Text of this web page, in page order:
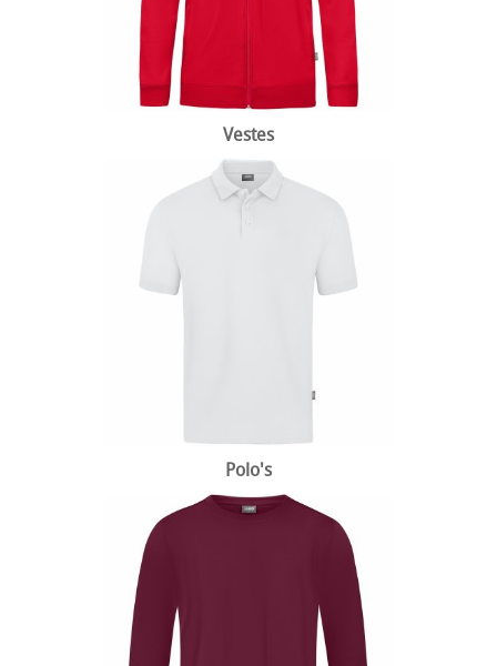
Vestes
Polo's